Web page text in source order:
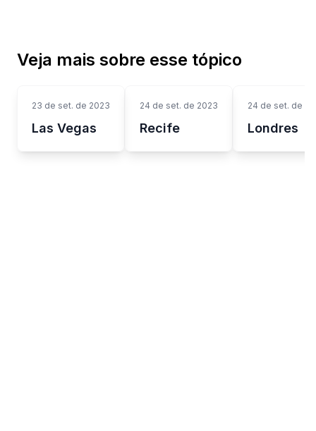
Veja mais sobre esse tópico
23 de set. de 2023
Las Vegas
24 de set. de 2023
Recife
24 de set. de
Londres